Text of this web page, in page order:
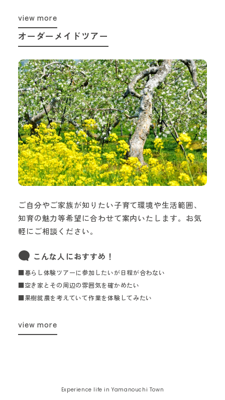
view more
オーダーメイドツアー
ご自分やご家族が知りたい子育て環境や生活範囲、
知育の魅力等希望に合わせて案内いたします。お気
軽にご相談ください。
こんな人におすすめ！
■暮らし体験ツアーに参加したいが日程が合わない
■空き家とその周辺の雰囲気を確かめたい
■果樹就農を考えていて作業を体験してみたい
view more
Experience life in Yamanouchi Town